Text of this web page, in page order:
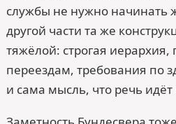
службы не нужно начинать
другой части та же
тяжёлой: строгая иерархия,
переездам, требования по
и сама мысль, что речь